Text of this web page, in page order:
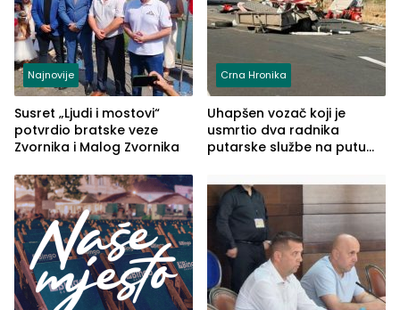
Najnovije
Susret „Ljudi i mostovi“
potvrdio bratske veze
Zvornika i Malog Zvornika
Crna Hronika
Uhapšen vozač koji je
usmrtio dva radnika
putarske službe na putu
(FOTO)